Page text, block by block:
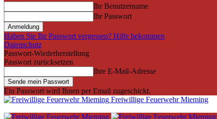
Ihr Benutzername
Ihr Passwort
Haben Sie Ihr Passwort vergessen? Hilfe bekommen
Datenschutz
Passwort-Wiederherstellung
Passwort zurücksetzen
Ihre E-Mail-Adresse
Ein Passwort wird Ihnen per Email zugeschickt.
Freiwillige Feuerwehr Mieming